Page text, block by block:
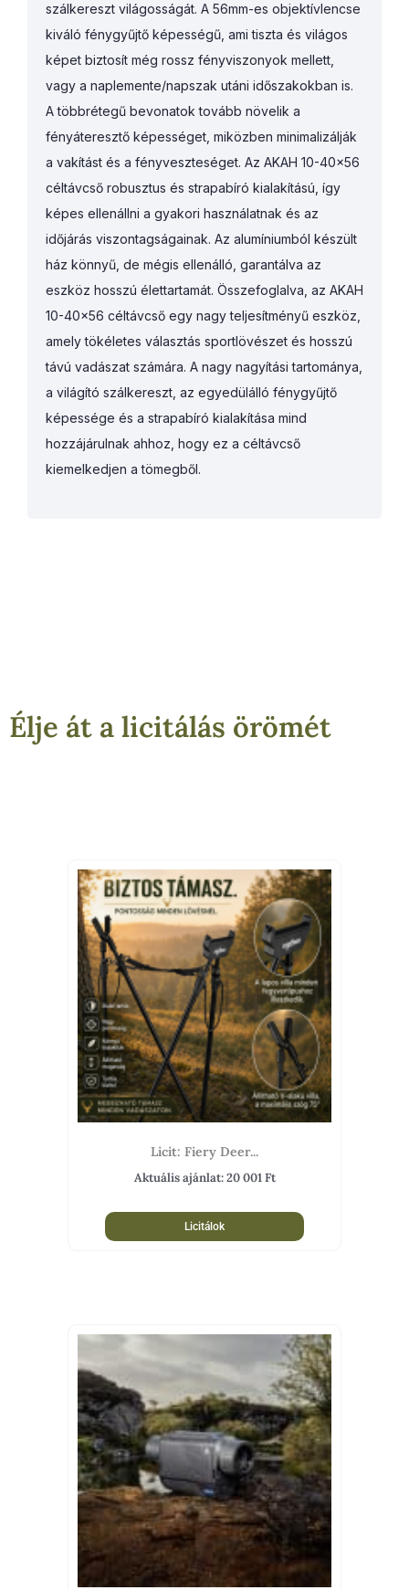
szálkereszt világosságát. A 56mm-es objektívlencse
kiváló fénygyűjtő képességű, ami tiszta és világos
képet biztosít még rossz fényviszonyok mellett,
vagy a naplemente/napszak utáni időszakokban is.
A többrétegű bevonatok tovább növelik a
fényáteresztő képességet, miközben minimalizálják
a vakítást és a fényveszteséget. Az AKAH 10-40x56
céltávcső robusztus és strapabíró kialakítású, így
képes ellenállni a gyakori használatnak és az
időjárás viszontagságainak. Az alumíniumból készült
ház könnyű, de mégis ellenálló, garantálva az
eszköz hosszú élettartamát. Összefoglalva, az AKAH
10-40x56 céltávcső egy nagy teljesítményű eszköz,
amely tökéletes választás sportlövészet és hosszú
távú vadászat számára. A nagy nagyítási tartománya,
a világító szálkereszt, az egyedülálló fénygyűjtő
képessége és a strapabíró kialakítása mind
hozzájárulnak ahhoz, hogy ez a céltávcső
kiemelkedjen a tömegből.
Élje át a licitálás örömét
Licit: Fiery Deer...
Aktuális ajánlat:20 001Ft
Licitálok